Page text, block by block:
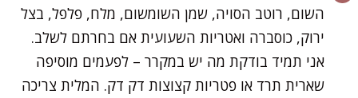
השום, רוטב הסויה, שמן השומשום, מלח, פלפל, בצל
ירוק, כוסברה ואטריות השעועית אם בחרתם לשלב.
אני תמיד בודקת מה יש במקרר – לפעמים מוסיפה
שארית תרד או פטריות קצוצות דק דק. המלית צריכה